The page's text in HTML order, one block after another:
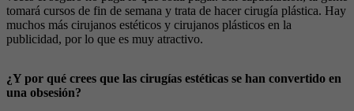
tomará cursos de fin de semana y trata de hacer cirugía plástica. Hay
muchos más cirujanos estéticos y cirujanos plásticos en la
publicidad, por lo que es muy atractivo.
¿Y por qué crees que las cirugías estéticas se han convertido en
una obsesión?